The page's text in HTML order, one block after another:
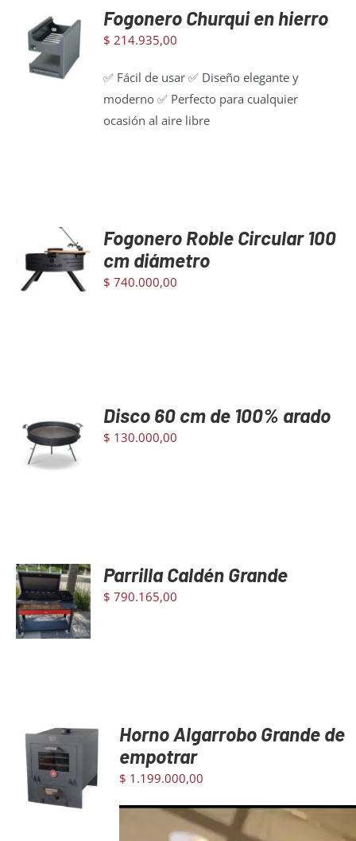
AGREGAR
AL
CARRITO
/
DETAILS
Fogonero Churqui en hierro
$ 214.935,00
✅ Fácil de usar ✅ Diseño elegante y
moderno ✅ Perfecto para cualquier
ocasión al aire libre
AGREGAR
AL
CARRITO
Fogonero Roble Circular 100
cm diámetro
$ 740.000,00
AL
CARRITO
Disco 60 cm de 100% arado
$ 130.000,00
AGREGAR
AL
CARRITO
/
DETAILS
Parrilla Caldén Grande
$ 790.165,00
AGREGAR
AL CARRITO
DETAILS
Horno Algarrobo Grande de
empotrar
$ 1.199.000,00
Reproductor